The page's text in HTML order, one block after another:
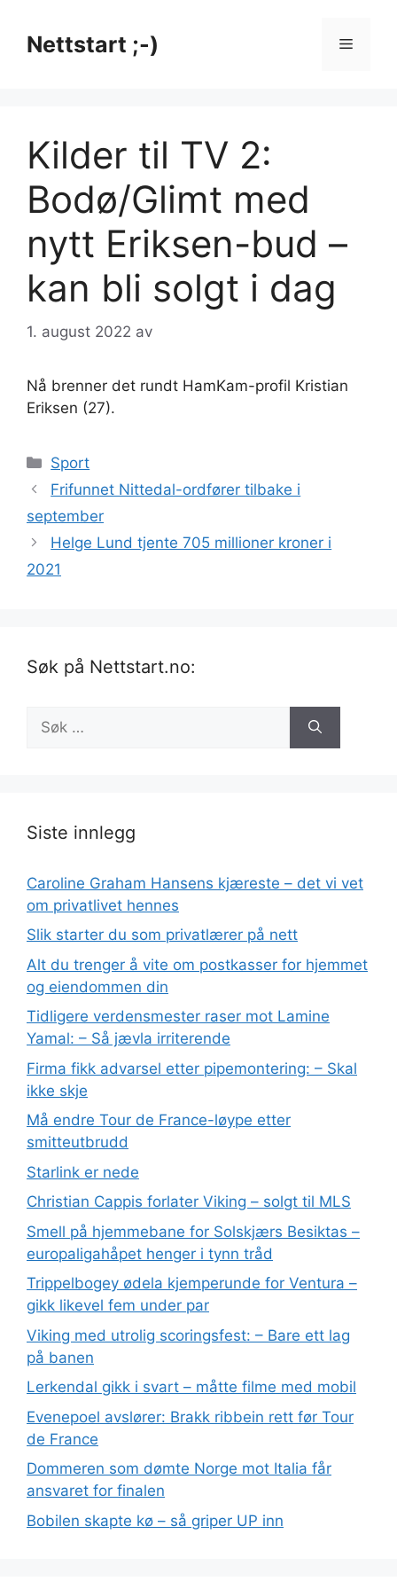
innholdNettstart ;-) Meny
Kilder til TV 2:
Bodø/Glimt med
nytt Eriksen-bud –
kan bli solgt i dag
1. august 2022 av
Nå brenner det rundt HamKam-profil Kristian
Eriksen (27).
Kategorier
Sport
Frifunnet Nittedal-ordfører tilbake i
september
Helge Lund tjente 705 millioner kroner i
2021
Søk på Nettstart.no:
etter:
Siste innlegg
Caroline Graham Hansens kjæreste – det vi vet
om privatlivet hennes
Slik starter du som privatlærer på nett
Alt du trenger å vite om postkasser for hjemmet
og eiendommen din
Tidligere verdensmester raser mot Lamine
Yamal: – Så jævla irriterende
Firma fikk advarsel etter pipemontering: – Skal
ikke skje
Må endre Tour de France-løype etter
smitteutbrudd
Starlink er nede
Christian Cappis forlater Viking – solgt til MLS
Smell på hjemmebane for Solskjærs Besiktas –
europaligahåpet henger i tynn tråd
Trippelbogey ødela kjemperunde for Ventura –
gikk likevel fem under par
Viking med utrolig scoringsfest: – Bare ett lag
på banen
Lerkendal gikk i svart – måtte filme med mobil
Evenepoel avslører: Brakk ribbein rett før Tour
de France
Dommeren som dømte Norge mot Italia får
ansvaret for finalen
Bobilen skapte kø – så griper UP inn